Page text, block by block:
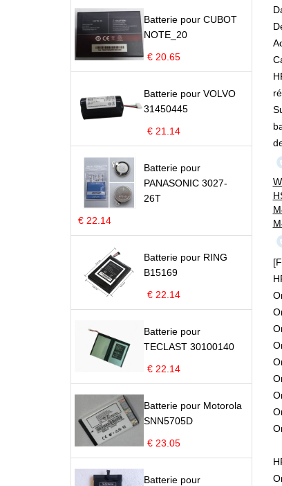
Batterie pour CUBOT
NOTE_20
€ 20.65
Batterie pour VOLVO
31450445
€ 21.14
Batterie pour
PANASONIC 3027-
26T
€ 22.14
Batterie pour RING
B15169
€ 22.14
Batterie pour
TECLAST 30100140
€ 22.14
Batterie pour Motorola
SNN5705D
€ 23.05
Batterie pour